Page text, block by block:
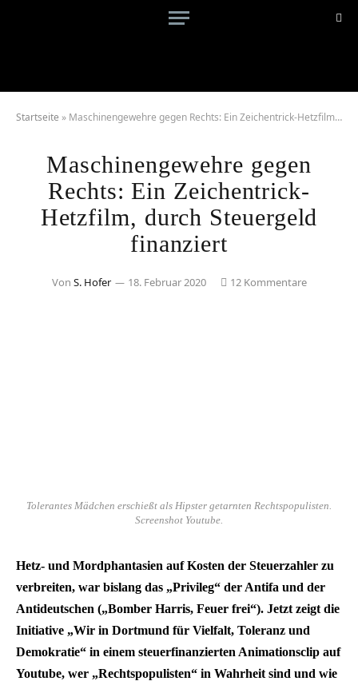
Startseite » Maschinengewehre gegen Rechts: Ein Zeichentrick-Hetzfilm, durch Steuergeld finanziert
Maschinengewehre gegen
Rechts: Ein Zeichentrick-
Hetzfilm, durch Steuergeld
finanziert
Von S. Hofer 18. Februar 2020 12 Kommentare
Tolerantes Mädchen erschießt als Hipster getarnten Rechtspopulisten.
Screenshot Youtube.
Hetz- und Mordphantasien auf Kosten der Steuerzahler zu
verbreiten, war bislang das „Privileg“ der Antifa und der
Antideutschen („Bomber Harris, Feuer frei“). Jetzt zeigt die
Initiative „Wir in Dortmund für Vielfalt, Toleranz und
Demokratie“ in einem steuerfinanzierten Animationsclip auf
Youtube, wer „Rechtspopulisten“ in Wahrheit sind und wie